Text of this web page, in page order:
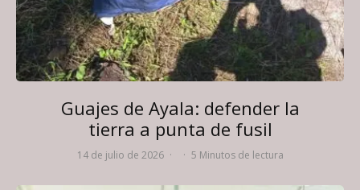
Guajes de Ayala: defender la
tierra a punta de fusil
14 de julio de 2026 · · 5 Minutos de lectura